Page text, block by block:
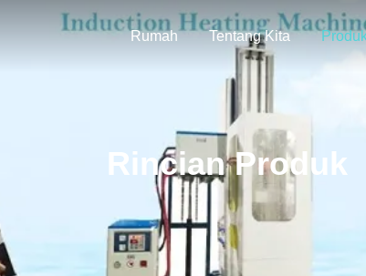
Rumah Tentang Kita
Rincian Produk